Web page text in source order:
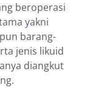
beroperasi
yakni
barang-
jenis likuid
diangkut